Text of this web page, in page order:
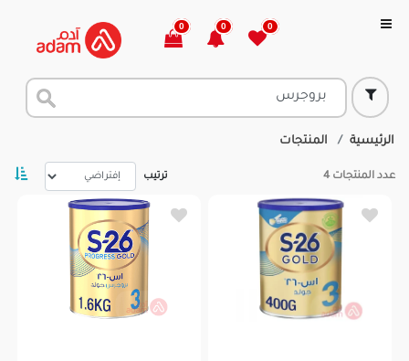
0
0
0
الرئيسية المنتجات
عدد المنتجات4 ترتيب